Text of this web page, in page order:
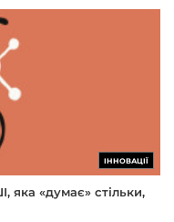
ІННОВАЦІЇ
яка «думає» стільки,